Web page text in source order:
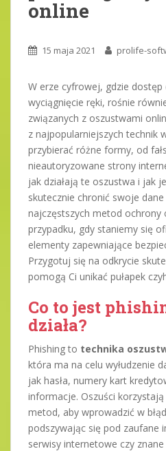
online
15 maja 2021 prolife-
W erze cyfrowej, gdzie
wyciągnięcie ręki, rośnie
związanych z oszustwami
z najpopularniejszych technik
przybierać różne formy, od
nieautoryzowane strony
jak działają te oszustwa i jak
skutecznie chronić swoje
najczęstszych metod ochrony
przypadku, gdy staniemy się
elementy zapewniające
Przygotuj się na odkrycie
pomogą Ci unikać pułapek
Co to jest
działa?
Phishing to technika
która ma na celu wyłudzenie
jak hasła, numery kart
informacje. Oszuści
metod, aby wprowadzić w
podszywając się pod zaufane
serwisy internetowe czy znane